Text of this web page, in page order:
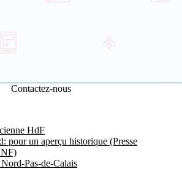
Contactez-nous
HdF
pour un aperçu historique (Presse
Pas-de-Calais